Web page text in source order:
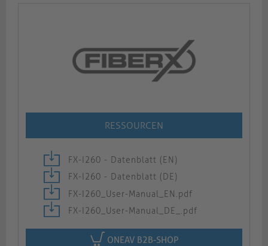
RESSOURCEN
FX-I260 - Datenblatt (EN)
FX-I260 - Datenblatt (DE)
FX-I260_User-Manual_EN.pdf
FX-I260_User-Manual_DE_.pdf
ONEAV B2B-SHOP